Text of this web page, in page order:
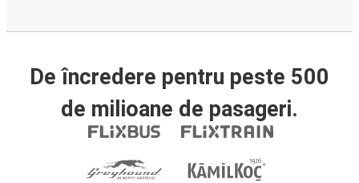
De încredere pentru peste 500
de milioane de pasageri.